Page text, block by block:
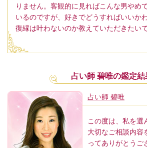
りません。客観的に見ればこんな男やめ
いるのですが、好きでどうすればいいか
復縁は叶わないのか教えていただきたいで
占い師 碧唯の鑑定結
占い師 碧唯
この度は、私を選
大切なご相談内容
ってありがとうご